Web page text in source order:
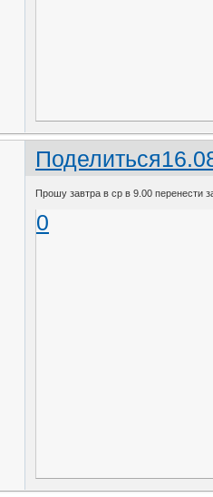
Поделиться
Прошу завтра в ср в 9.00 перенести
0